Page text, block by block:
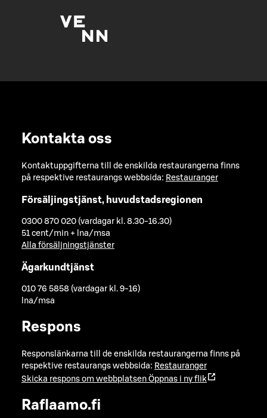
Kontakta oss
Kontaktuppgifterna till de enskilda restaurangerna finns
på respektive restaurangs webbsida: Restauranger
Försäljingstjänst, huvudstadsregionen
0300 870 020 (vardagar kl. 8.30-16.30)
51 cent/min + lna/msa
Alla försäljningstjänster
Ägarkundtjänst
010 76 5858 (vardagar kl. 9-16)
lna/msa
Respons
Responslänkarna till de enskilda restaurangerna finns på
respektive restaurangs webbsida: Restauranger
Skicka respons om webbplatsen Öppnas i ny flik
Raflaamo.fi